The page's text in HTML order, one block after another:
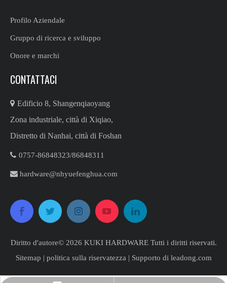
Profilo Aziendale
Gruppo di ricerca e sviluppo
Onore e marchi
CONTATTACI
 Edificio 8, Shangenqiaoyang
Zona industriale, città di Xiqiao,
Distretto di Nanhai, città di Foshan
 0757-86848323/86848311​​​​​​​
 hardware@nhyuefenghua.com
Diritto d'autore© 2026 ​​​​​​​ KUKI HARDWARE Tutti i diritti riservati.
Sitemap | politica sulla riservatezza | Supporto di leadong.com